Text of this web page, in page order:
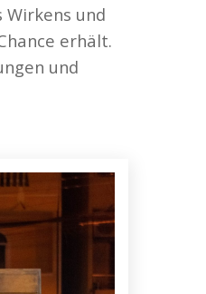
und
erhält.
und